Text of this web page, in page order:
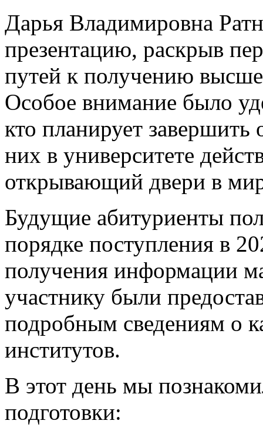
Дарья Владимировна
презентацию, раскрыв
путей к получению
Особое внимание было
кто планирует завершить
них в университете
открывающий двери в
Будущие абитуриенты
порядке поступления в
получения информации
участнику были
подробным сведениям о
институтов.
В этот день мы
подготовки: